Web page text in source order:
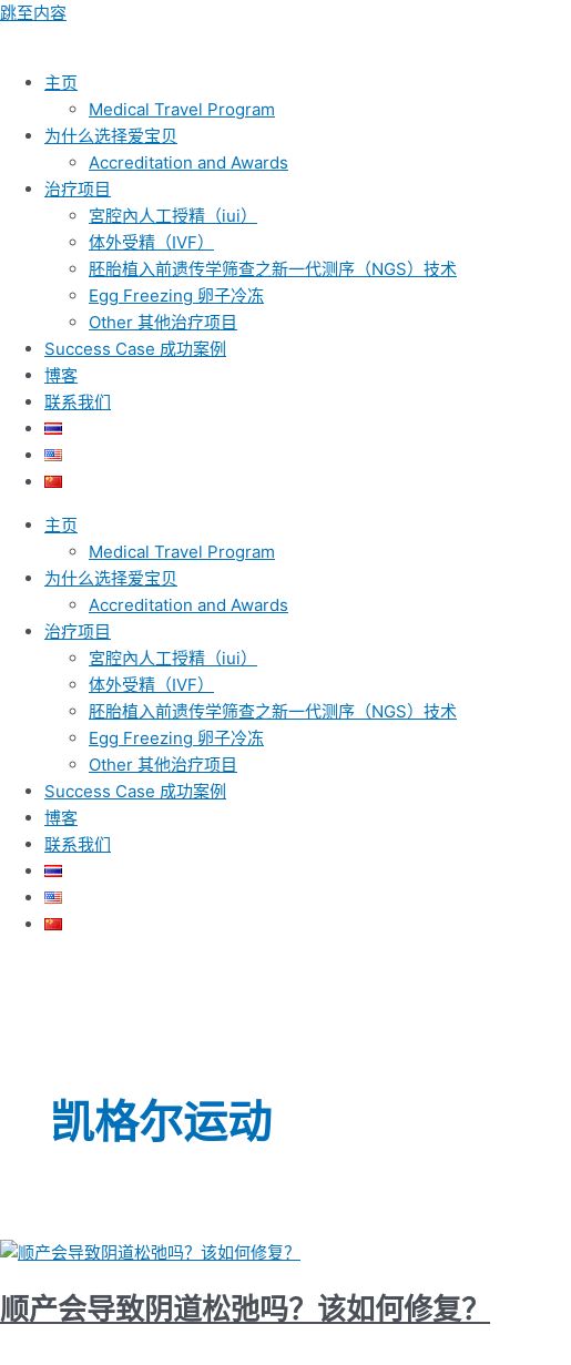
跳至内容
主页
Medical Travel Program
为什么选择爱宝贝
Accreditation and Awards
治疗项目
宮腔內人工授精（iui）
体外受精（IVF）
胚胎植入前遗传学筛查之新一代测序（NGS）技术
Egg Freezing 卵子冷冻
Other 其他治疗项目
Success Case 成功案例
博客
联系我们
主页
Medical Travel Program
为什么选择爱宝贝
Accreditation and Awards
治疗项目
宮腔內人工授精（iui）
体外受精（IVF）
胚胎植入前遗传学筛查之新一代测序（NGS）技术
Egg Freezing 卵子冷冻
Other 其他治疗项目
Success Case 成功案例
博客
联系我们
凯格尔运动
顺产会导致阴道松弛吗？该如何修复？